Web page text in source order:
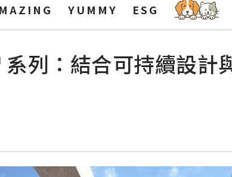
YUMMY ESG
列：結合可持續設計